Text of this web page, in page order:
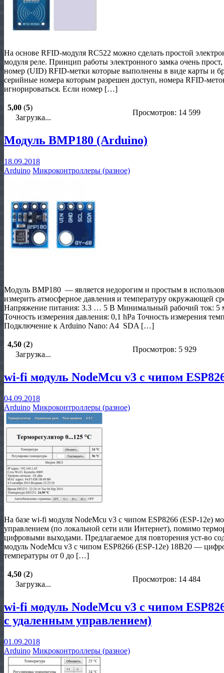
На основе RFID-модуля RC522 можно сделать простой
модуля реле. Принцип работы электронного замка очень
номер (UID) RFID-метки которые выполнены в виде карты и
серийные номера которым разрешен доступ, номера RFID-
игнорироваться. Если номер […]
5,00 (5)
Загрузка...
Просмотров: 14 599
Модуль BMP180 (Arduino)
18.09.2018
Arduino Микроконтроллеры (разное)
Модуль BMP180 — является недорогим и простым в
измерить атмосферное давления и температуру окружающей
Напряжение питания: 3.3 … 5 В Минимальный рабочий ток: 5
Точность измерения давления: 0,1 hPa Точность измерения
Подключение к Arduino Nano: A4 SDA […]
4,50 (2)
Загрузка...
Просмотров: 5 929
wi-fi модуль NodeMcu v3 с чипом
04.09.2018
Arduino Микроконтроллеры (разное)
На базе wi-fi модуля NodeMcu v3 с чипом ESP8266 (ESP-12e)
управлением (по локальной сети или Интернет), помимо
цифровыми выходами. Предлагаемое для повторения уст-во
модуль NodeMcu v3 с чипом ESP8266 (ESP-12e) 18B20 —
температуры от 0 до […]
4,50 (2)
Загрузка...
Просмотров: 14 484
wi-fi модуль NodeMcu v3 с чипом
с удаленным управлением)
01.09.2018
Arduino Микроконтроллеры (разное)